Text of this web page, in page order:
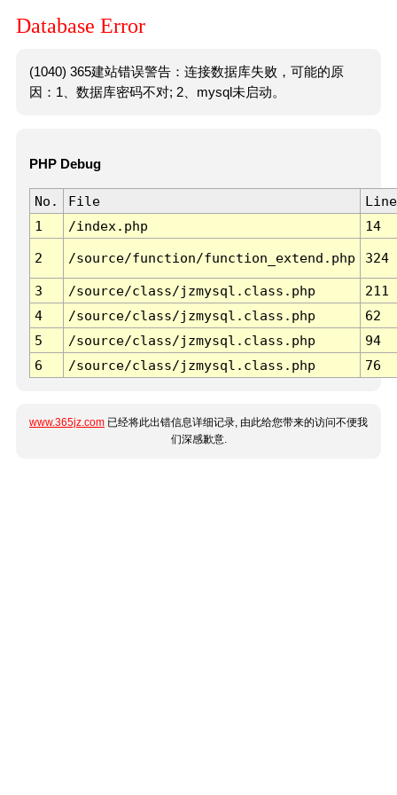
Database Error
(1040) 365建站错误警告：连接数据库失败，可能的原
因：1、数据库密码不对; 2、mysql未启动。
PHP Debug
No. File
Line
1
/index.php 14
2 /source/function/function_extend.php 324
3 /source/class/jzmysql.class.php
211
4
/source/class/jzmysql.class.php
62
5
/source/class/jzmysql.class.php
94
6
/source/class/jzmysql.class.php 76
www.365jz.com 已经将此出错信息详细记录, 由此给您带来的访问不便我
们深感歉意.